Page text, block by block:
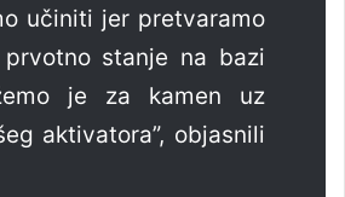
učiniti jer pretvaramo
stanje na bazi
je za kamen uz
aktivatora”, objasnili